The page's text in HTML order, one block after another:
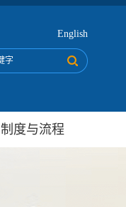
English
制度与流程